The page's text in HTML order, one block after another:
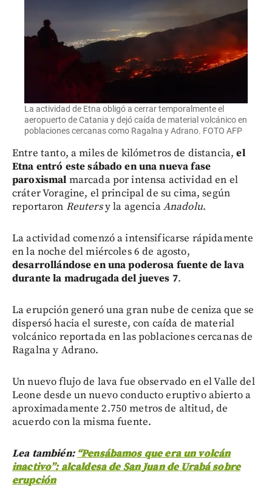
La actividad de Etna obligó a cerrar temporalmente el
aeropuerto de Catania y dejó caída de material volcánico en
poblaciones cercanas como Ragalna y Adrano. FOTO AFP
Entre tanto, a miles de kilómetros de distancia,el
Etna entró este sábado en una nueva fase
paroxismal marcada por intensa actividad en el
cráter Voragine, el principal de su cima, según
reportaron Reutersy la agenciaAnadolu.
La actividad comenzó a intensificarse rápidamente
en la noche del miércoles 6 de agosto,
desarrollándose en una poderosa fuente de lava
durante la madrugada del jueves 7.
La erupción generó una gran nube de ceniza que se
dispersó hacia el sureste, con caída de material
volcánico reportada en las poblaciones cercanas de
Ragalna y Adrano.
Un nuevo flujo de lava fue observado en el Valle del
Leone desde un nuevo conducto eruptivo abierto a
aproximadamente 2.750 metros de altitud, de
acuerdo con la misma fuente.
Lea también: “Pensábamos que era un volcán
inactivo”: alcaldesa de San Juan de Urabá sobre
erupción